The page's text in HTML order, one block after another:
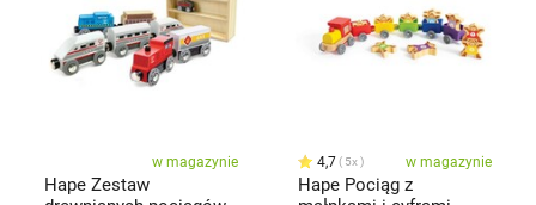
w magazynie
Hape Zestaw
4,7 5x w magazynie
Hape Pociąg z